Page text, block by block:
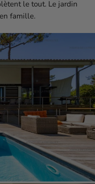
le tout. Le jardin
famille.